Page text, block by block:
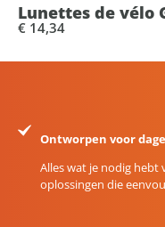
Lunettes de vélo
€ 14,34
Ontworpen voor
Alles wat je nodig hebt
oplossingen die